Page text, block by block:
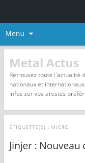
Menu
Metal Actus
Retrouvez toute l'actualité
nationaux et
infos sur vos artistes
ÉTIQUETTE(S) : MICRO
Jinjer : Nouveau